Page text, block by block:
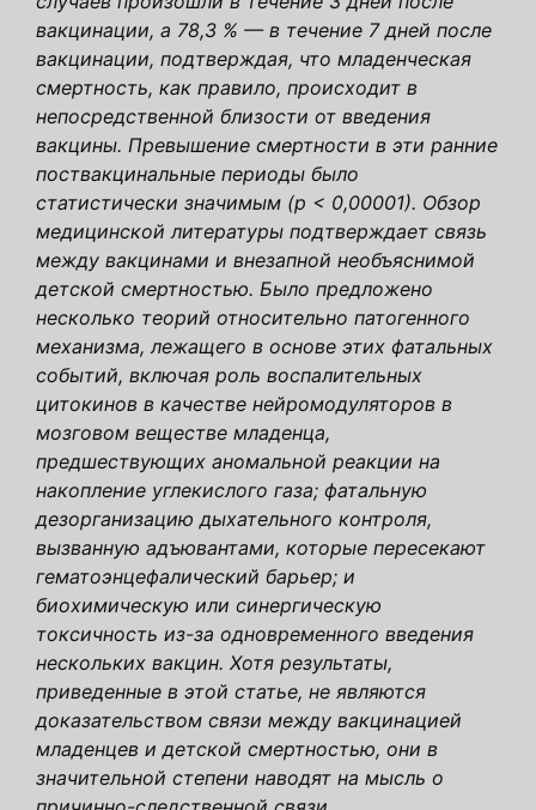
вакцинации, а 78,3 % — в течение 7 дней после
вакцинации, подтверждая, что младенческая
смертность, как правило, происходит в
непосредственной близости от введения
вакцины. Превышение смертности в эти ранние
поствакцинальные периоды было
статистически значимым (р < 0,00001). Обзор
медицинской литературы подтверждает связь
между вакцинами и внезапной необъяснимой
детской смертностью. Было предложено
несколько теорий относительно патогенного
механизма, лежащего в основе этих фатальных
событий, включая роль воспалительных
цитокинов в качестве нейромодуляторов в
мозговом веществе младенца,
предшествующих аномальной реакции на
накопление углекислого газа; фатальную
дезорганизацию дыхательного контроля,
вызванную адъювантами, которые пересекают
гематоэнцефалический барьер; и
биохимическую или синергическую
токсичность из-за одновременного введения
нескольких вакцин. Хотя результаты,
приведенные в этой статье, не являются
доказательством связи между вакцинацией
младенцев и детской смертностью, они в
значительной степени наводят на мысль о